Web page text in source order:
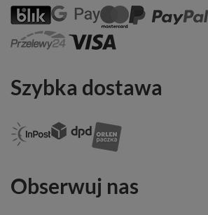
Szybka dostawa
Obserwuj nas